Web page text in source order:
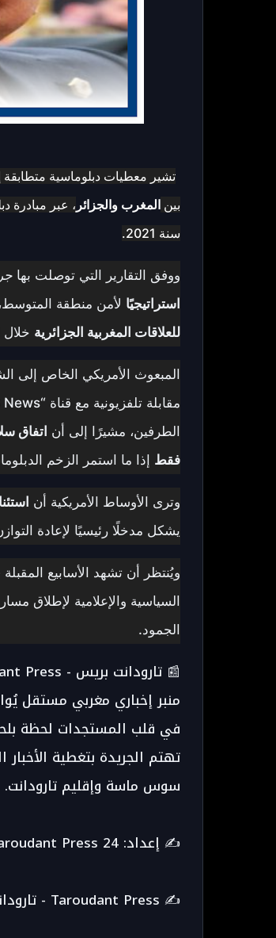
تشير معطيات دبلوماسية متطابقة
بين المغرب والجزائر ، عبر مبادرة
سنة 2021.
ووفق التقارير التي توصلت بها
استراتيجيًا لأمن منطقة
للعلاقات المغربية الجزائرية خلال
المبعوث الأمريكي الخاص إلى
الطرفين، مشيرًا إلى أن اتفاق
فقط إذا ما استمر الزخم
وترى الأوساط الأمريكية أن
يشكل مدخلًا رئيسيًا لإعادة
ويُنتظر أن تشهد الأسابيع المقبلة
السياسية والإعلامية لإطلاق
الجمود.
📰 تارودانت بريس - Taroudant Press
منبر إخباري مغربي مستقل
في قلب المستجدات لحظة
تهتم الجريدة بتغطية
سوس ماسة وإقليم تارودانت.
✍️ إعداد: Taroudant Press 24
✍️ Taroudant Press - تارودانت بريس